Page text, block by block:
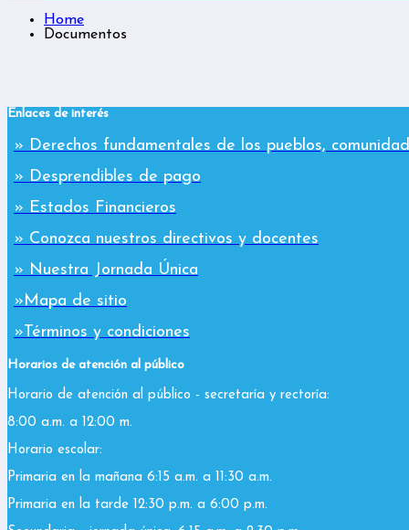
Home
Documentos
Enlaces de interés
» Derechos fundamentales de los pueblos,
» Desprendibles de pago
» Estados Financieros
» Conozca nuestros directivos y docentes
» Nuestra Jornada Única
»Mapa de sitio
»Términos y condiciones
Horarios de atención al público
Horario de atención al público - secretaría y rectoría:
8:00 a.m. a 12:00 m.
Horario escolar:
Primaria en la mañana 6:15 a.m. a 11:30 a.m.
Primaria en la tarde 12:30 p.m. a 6:00 p.m.